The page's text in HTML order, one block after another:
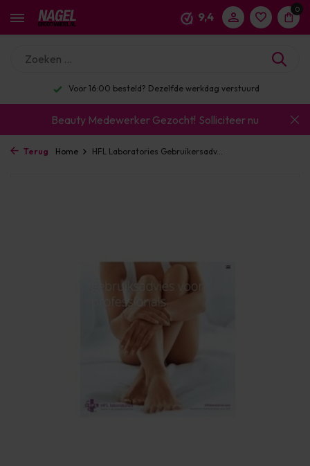
9,4
0
Voor 16:00 besteld? Dezelfde werkdag verstuurd
Beauty Medewerker Gezocht! Solliciteer nu
Terug Home HFL Laboratories Gebruikersadv...